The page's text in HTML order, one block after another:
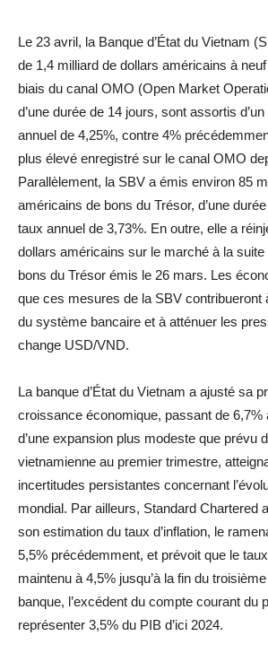
Le 23 avril, la Banque d’État du Vietnam
de 1,4 milliard de dollars américains à
biais du canal OMO (Open Market
d’une durée de 14 jours, sont assortis d’un
annuel de 4,25%, contre 4%
plus élevé enregistré sur le canal OMO
Parallèlement, la SBV a émis environ 85
américains de bons du Trésor, d’une
taux annuel de 3,73%. En outre, elle a
dollars américains sur le marché à la suite
bons du Trésor émis le 26 mars. Les
que ces mesures de la SBV contribueront
du système bancaire et à atténuer les
change USD/VND.
La banque d’État du Vietnam a ajusté sa
croissance économique, passant de 6,7%
d’une expansion plus modeste que prévu
vietnamienne au premier trimestre,
incertitudes persistantes concernant
mondial. Par ailleurs, Standard Chartered
son estimation du taux d’inflation, le
5,5% précédemment, et prévoit que le
maintenu à 4,5% jusqu’à la fin du
banque, l’excédent du compte courant du
représenter 3,5% du PIB d’ici 2024.